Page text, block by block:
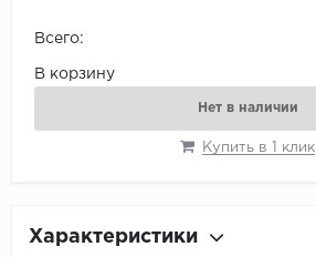
Всего:
В корзину
Нет в наличии
Купить в 1 клик
Характеристики